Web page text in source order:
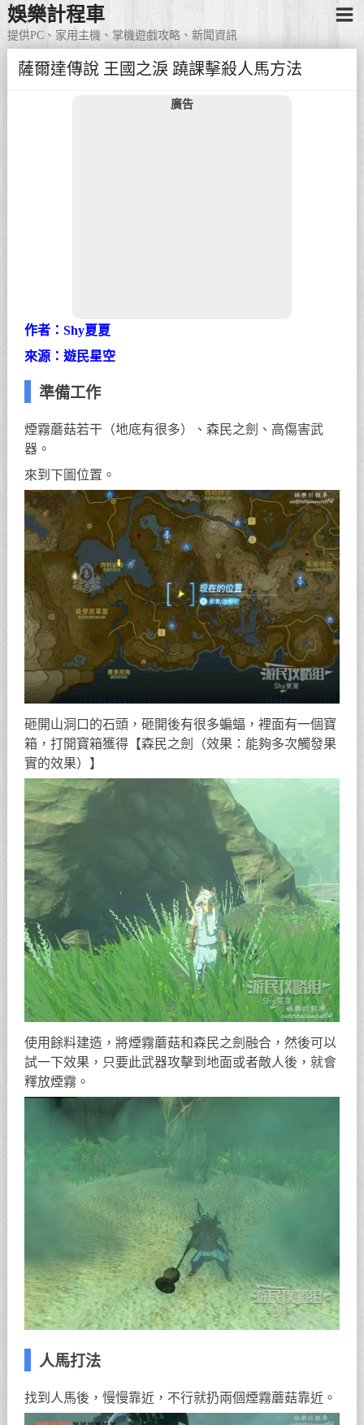
娛樂計程車
提供PC、家用主機、掌機遊戲攻略、新聞資訊
薩爾達傳說 王國之淚 蹺課擊殺人馬方法
廣告
作者：Shy夏夏
來源：遊民星空
準備工作
煙霧蘑菇若干（地底有很多）、森民之劍、高傷害武
器。
來到下圖位置。
砸開山洞口的石頭，砸開後有很多蝙蝠，裡面有一個寶
箱，打開寶箱獲得【森民之劍（效果：能夠多次觸發果
實的效果）】
使用餘料建造，將煙霧蘑菇和森民之劍融合，然後可以
試一下效果，只要此武器攻擊到地面或者敵人後，就會
釋放煙霧。
人馬打法
找到人馬後，慢慢靠近，不行就扔兩個煙霧蘑菇靠近。